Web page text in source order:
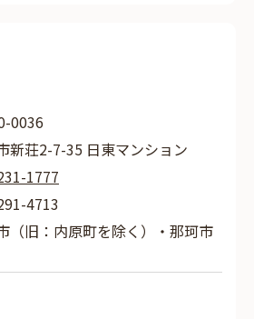
0036
新荘2-7-35 日東マンション
1777
4713
（旧：内原町を除く）・那珂市